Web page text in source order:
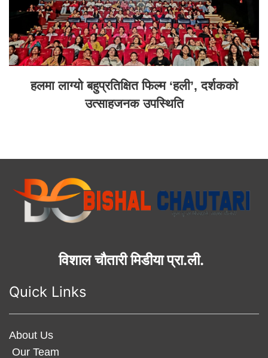
हलमा लाग्यो बहुप्रतिक्षित फिल्म ‘हली’, दर्शकको
उत्साहजनक उपस्थिति
विशाल चौतारी मिडीया प्रा.ली.
Quick Links
About Us
Our Team